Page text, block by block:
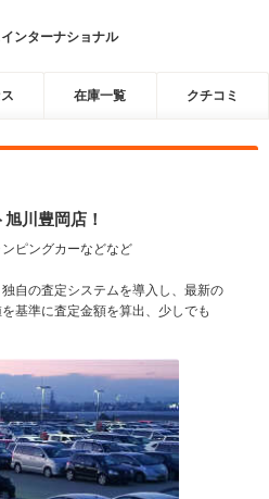
ンターナショナル
在庫一覧 クチコミ
川豊岡店！
ピングカーなどなど
自の査定システムを導入し、最新の
基準に査定金額を算出、少しでも